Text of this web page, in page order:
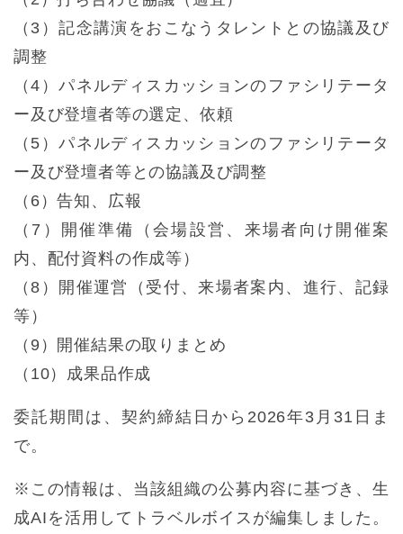
（3）記念講演をおこなうタレントとの協議及び
調整
（4）パネルディスカッションのファシリテータ
ー及び登壇者等の選定、依頼
（5）パネルディスカッションのファシリテータ
ー及び登壇者等との協議及び調整
（6）告知、広報
（7）開催準備（会場設営、来場者向け開催案
内、配付資料の作成等）
（8）開催運営（受付、来場者案内、進行、記録
等）
（9）開催結果の取りまとめ
（10）成果品作成
委託期間は、契約締結日から2026年3月31日ま
で。
※この情報は、当該組織の公募内容に基づき、生
成AIを活用してトラベルボイスが編集しました。